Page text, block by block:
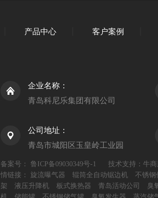
产品中心 客户案例
企业名称：
青岛科尼乐集团有限公司
公司地址：
青岛市城阳区玉皇岭工业园
备案号： 鲁ICP备09030349号-1 技术支持：牛商
情链接： 旋流曝气器 辊筒全自动锯边机 不锈钢
架
液压升降机 板式换热器 青岛活动公司 臭